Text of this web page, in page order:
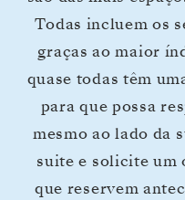
Todas incluem os
graças ao maior
quase todas têm
para que possa
mesmo ao lado da
suite e solicite um
que reservem